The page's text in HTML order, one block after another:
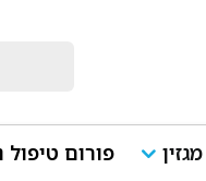
מגזין פורום טיפול